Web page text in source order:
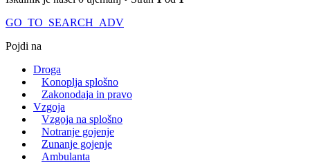
GO_TO_SEARCH_ADV
Pojdi na
Droga
Konoplja splošno
Zakonodaja in pravo
Vzgoja
Vzgoja na splošno
Notranje gojenje
Zunanje gojenje
Ambulanta